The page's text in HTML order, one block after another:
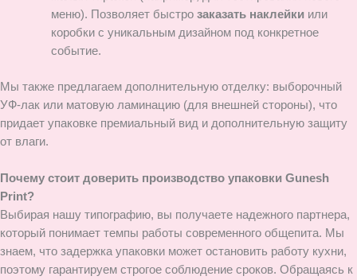
меню). Позволяет быстро заказать наклейкиили
коробки с уникальным дизайном под конкретное
событие.
Мы также предлагаем дополнительную отделку: выборочный
УФ-лак или матовую ламинацию (для внешней стороны), что
придает упаковке премиальный вид и дополнительную защиту
от влаги.
Почему стоит доверить производство упаковки Gunesh
Print?
Выбирая нашу типографию, вы получаете надежного партнера,
который понимает темпы работы современного общепита. Мы
знаем, что задержка упаковки может остановить работу кухни,
поэтому гарантируем строгое соблюдение сроков. Обращаясь к